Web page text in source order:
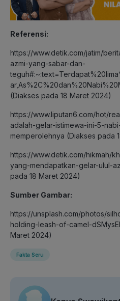
Referensi:
https://www.detik.com/jatim/
azmi-yang-sabar-dan-
(Diakses pada 18 Maret 2024)
https://www.liputan6.com/hot/
adalah-gelar-istimewa-ini-5-
memperolehnya (Diakses pada
https://www.detik.com/hikmah/
yang-mendapatkan-gelar-ulul-
pada 18 Maret 2024)
Sumber Gambar:
https://unsplash.com/photos/
holding-leash-of-camel-
Maret 2024)
Fakta Seru